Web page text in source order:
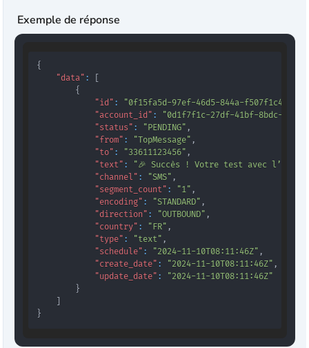
Exemple de réponse
{
"data" :
{
"id" : "0f15fa5d-97ef-46d5-844a-f507f1c4c461"
"account_id" :
"0d1f7f1c-27df-41bf-8bdc-
"status" : "PENDING" ,
"from" : "TopMessage" ,
"to" : "33611123456" ,
"text" :
"🎉 Succès ! Votre test avec l’API
"channel" : "SMS" ,
"segment_count" : "1" ,
"encoding" : "STANDARD" ,
"direction" : "OUTBOUND" ,
"country" : "FR" ,
"type" : "text" ,
"schedule" : "2024-11-10T08:11:46Z" ,
"create_date" : "2024-11-10T08:11:46Z" ,
"update_date" :
"2024-11-10T08:11:46Z"
}
}